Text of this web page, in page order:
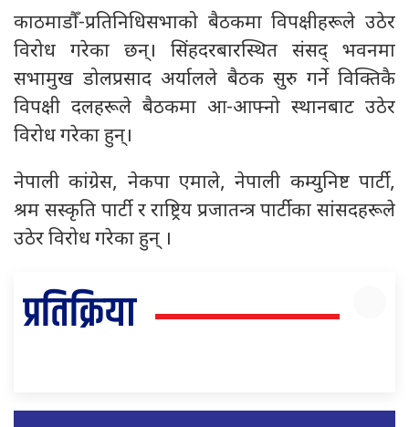
काठमाडौँ-प्रतिनिधिसभाको बैठकमा विपक्षीहरूले उठेर
विरोध गरेका छन्। सिंहदरबारस्थित संसद् भवनमा
सभामुख डोलप्रसाद अर्यालले बैठक सुरु गर्ने विक्तिकै
विपक्षी दलहरूले बैठकमा आ-आफ्नो स्थानबाट उठेर
विरोध गरेका हुन्।
नेपाली कांग्रेस, नेकपा एमाले, नेपाली कम्युनिष्ट पार्टी,
श्रम सस्कृति पार्टी र राष्ट्रिय प्रजातन्त्र पार्टीका सांसदहरूले
उठेर विरोध गरेका हुन् ।
प्रतिक्रिया